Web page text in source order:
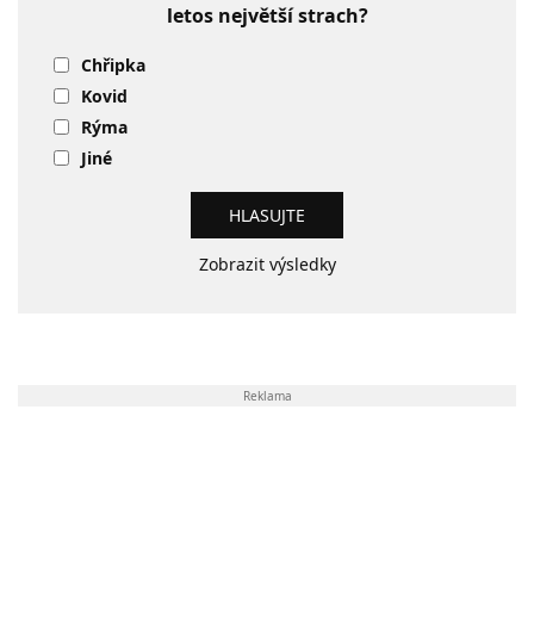
letos největší strach?
Chřipka
Kovid
Rýma
Jiné
Zobrazit výsledky
Reklama